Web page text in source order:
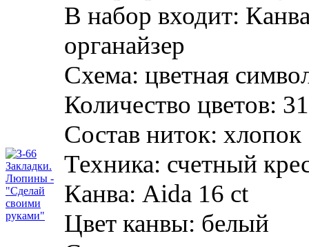
В набор входит:
органайзер
Схема: цветная
Количество цветов: 31
Состав ниток: хлопок
Техника: счетный
Канва: Aida 16 ct
Цвет канвы: белый